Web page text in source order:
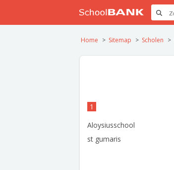
Home Sitemap Scholen
1
Aloysiusschool
st gumaris